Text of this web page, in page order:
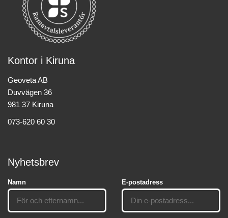
Kontor i Kiruna
Geoveta AB
Duvvägen 36
981 37 Kiruna
073-620 60 30
Nyhetsbrev
Namn E-postadress